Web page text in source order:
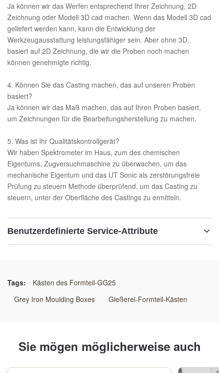
Ja können wir das Werfen entsprechend Ihrer Zeichnung, 2D
Zeichnung oder Modell 3D cad machen. Wenn das Modell 3D cad
geliefert werden kann, kann die Entwicklung der
Werkzeugausstattung leistungsfähiger sein. Aber ohne 3D,
basiert auf 2D Zeichnung, die wir die Proben noch machen
können genehmigte richtig.
4. Können Sie das Casting machen, das auf unseren Proben
basiert?
Ja können wir das Maß machen, das auf Ihren Proben basiert,
um Zeichnungen für die Bearbeitungsherstellung zu machen.
5. Was ist Ihr Qualitätskontrollgerät?
Wir haben Spektrometer im Haus, zum des chemischen
Eigentums, Zugversuchmaschine zu überwachen, um das
mechanische Eigentum und das UT Sonic als zerstörungsfreie
Prüfung zu steuern Methode überprüfend, um das Casting zu
steuern, unter der Oberfläche des Castings zu ermitteln.
Benutzerdefinierte Service-Attribute
Anwendung:
Maschinelle Bearbeitung:
Mitte CNC-maschineller Bearbeitung
Tags:
Kästen des Formteil-GG25
Grey Iron Moulding Boxes
Gießerei-Formteil-Kästen
Sie mögen möglicherweise auch